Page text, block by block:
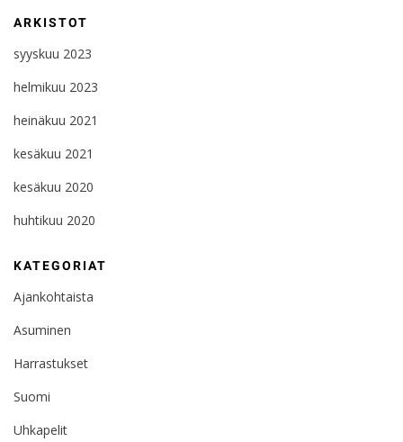
ARKISTOT
syyskuu 2023
helmikuu 2023
heinäkuu 2021
kesäkuu 2021
kesäkuu 2020
huhtikuu 2020
KATEGORIAT
Ajankohtaista
Asuminen
Harrastukset
Suomi
Uhkapelit